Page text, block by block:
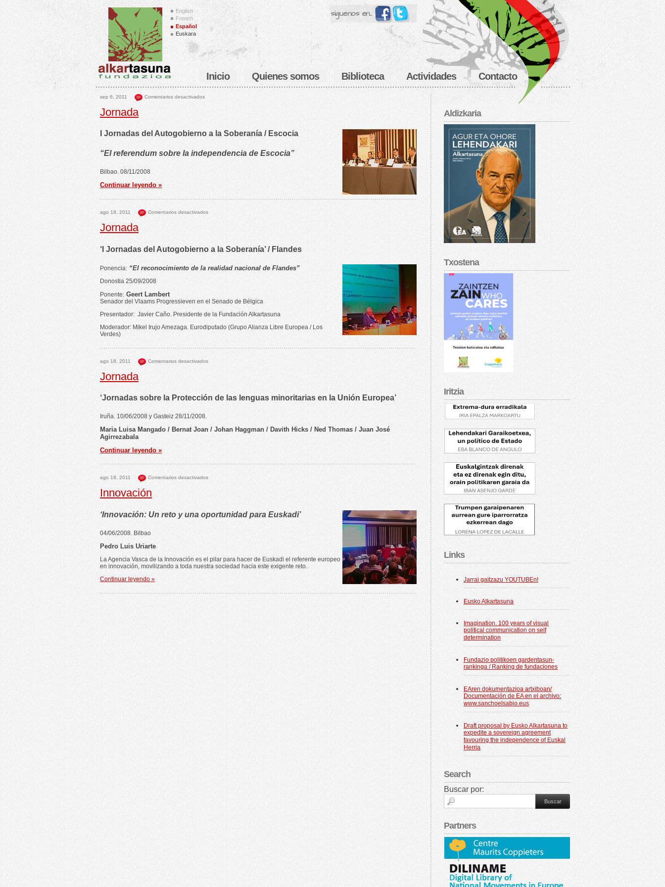
English
French
Español
Euskara
siguenos en...
Inicio Quienes somos Biblioteca Actividades Contacto
sep 6, 2011 Comentarios desactivados
Jornada
I Jornadas del Autogobierno a la Soberanía / Escocia
“El referendum sobre la independencia de Escocia”
Bilbao. 08/11/2008
Continuar leyendo »
ago 18, 2011 Comentarios desactivados
Jornada
‘I Jornadas del Autogobierno a la Soberanía’ / Flandes
Ponencia: “El reconocimiento de la realidad nacional de Flandes”
Donostia 25/09/2008
Ponente: Geert Lambert
Senador del Vlaams Progressieven en el Senado de Bélgica
Presentador: Javier Caño. Presidente de la Fundación Alkartasuna
Moderador: Mikel Irujo Amezaga. Eurodiputado (Grupo Alianza Libre Europea / Los
Verdes)
ago 18, 2011 Comentarios desactivados
Jornada
‘Jornadas sobre la Protección de las lenguas minoritarias en la Unión Europea’
Iruña. 10/06/2008 y Gasteiz 28/11/2008.
Maria Luisa Mangado / Bernat Joan / Johan Haggman / Davith Hicks / Ned Thomas / Juan José
Agirrezabala
Continuar leyendo »
ago 18, 2011 Comentarios desactivados
Innovación
‘Innovación: Un reto y una oportunidad para Euskadi’
04/06/2008. Bilbao
Pedro Luis Uriarte
La Agencia Vasca de la Innovación es el pilar para hacer de Euskadi el referente europeo
en innovación, movilizando a toda nuestra sociedad hacia este exigente reto.
Continuar leyendo »
Aldizkaria
Txostena
Iritzia
Links
Jarrai gaitzazu YOUTUBEn!
Eusko Alkartasuna
Imagination. 100 years of visual
political communication on self
determination
Fundazio politikoen gardentasun-
rankinga / Ranking de fundaciones
EAren dokumentazioa artxiboan/
Documentación de EA en el archivo:
www.sanchoelsabio.eus
Draft proposal by Eusko Alkartasuna to
expedite a sovereign agreement
favouring the independence of Euskal
Herria
Search
Buscar por:
Partners